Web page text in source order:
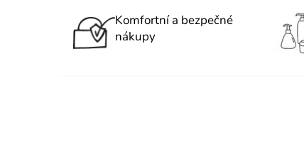
Komfortní a bezpečné
nákupy